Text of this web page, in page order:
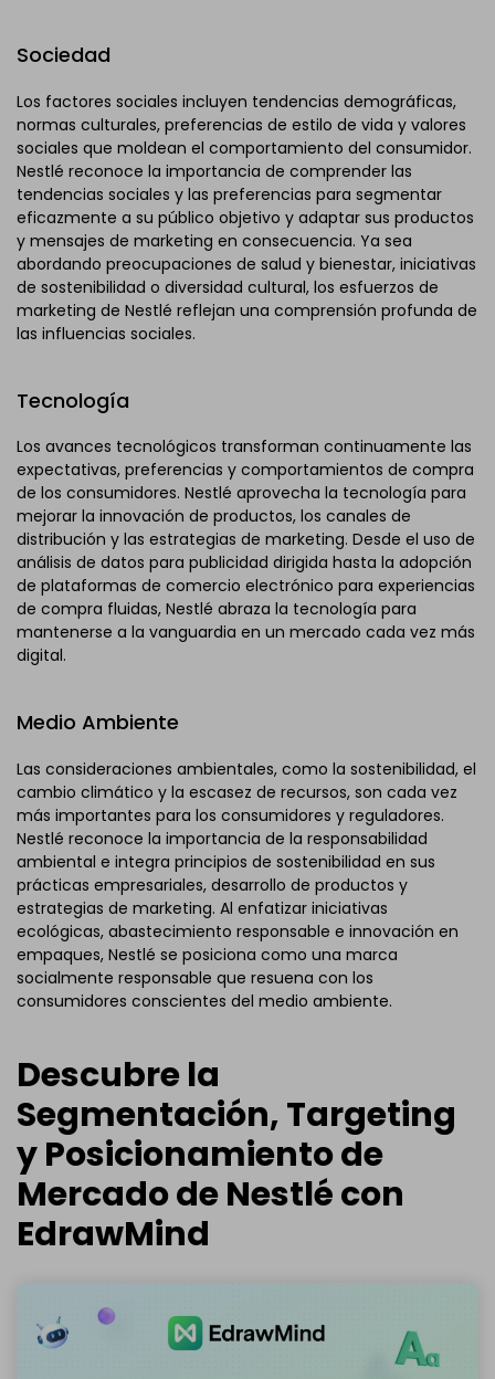
Sociedad
Los factores sociales incluyen tendencias demográficas,
normas culturales, preferencias de estilo de vida y valores
sociales que moldean el comportamiento del consumidor.
Nestlé reconoce la importancia de comprender las
tendencias sociales y las preferencias para segmentar
eficazmente a su público objetivo y adaptar sus productos
y mensajes de marketing en consecuencia. Ya sea
abordando preocupaciones de salud y bienestar, iniciativas
de sostenibilidad o diversidad cultural, los esfuerzos de
marketing de Nestlé reflejan una comprensión profunda de
las influencias sociales.
Tecnología
Los avances tecnológicos transforman continuamente las
expectativas, preferencias y comportamientos de compra
de los consumidores. Nestlé aprovecha la tecnología para
mejorar la innovación de productos, los canales de
distribución y las estrategias de marketing. Desde el uso de
análisis de datos para publicidad dirigida hasta la adopción
de plataformas de comercio electrónico para experiencias
de compra fluidas, Nestlé abraza la tecnología para
mantenerse a la vanguardia en un mercado cada vez más
digital.
Medio Ambiente
Las consideraciones ambientales, como la sostenibilidad, el
cambio climático y la escasez de recursos, son cada vez
más importantes para los consumidores y reguladores.
Nestlé reconoce la importancia de la responsabilidad
ambiental e integra principios de sostenibilidad en sus
prácticas empresariales, desarrollo de productos y
estrategias de marketing. Al enfatizar iniciativas
ecológicas, abastecimiento responsable e innovación en
empaques, Nestlé se posiciona como una marca
socialmente responsable que resuena con los
consumidores conscientes del medio ambiente.
Descubre la
Segmentación, Targeting
y Posicionamiento de
Mercado de Nestlé con
EdrawMind